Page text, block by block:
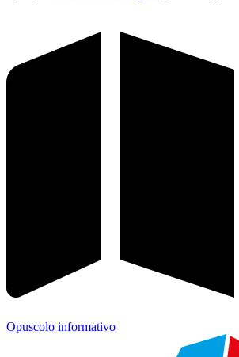
Opuscolo informativo